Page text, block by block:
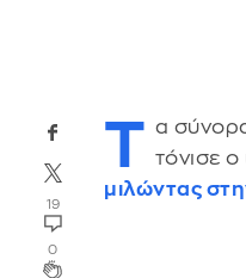
19
0
Τ α
τόνισε
μιλώντας